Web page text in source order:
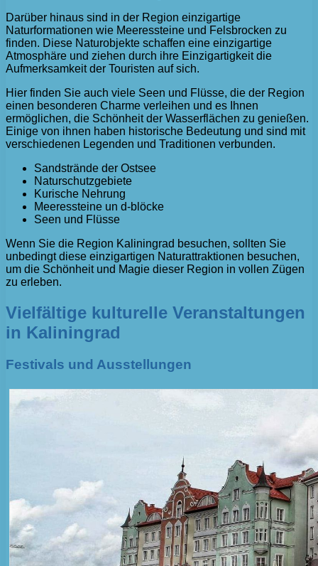
Darüber hinaus sind in der Region einzigartige
Naturformationen wie Meeressteine ​​und Felsbrocken zu
finden. Diese Naturobjekte schaffen eine einzigartige
Atmosphäre und ziehen durch ihre Einzigartigkeit die
Aufmerksamkeit der Touristen auf sich.
Hier finden Sie auch viele Seen und Flüsse, die der Region
einen besonderen Charme verleihen und es Ihnen
ermöglichen, die Schönheit der Wasserflächen zu genießen.
Einige von ihnen haben historische Bedeutung und sind mit
verschiedenen Legenden und Traditionen verbunden.
Sandstrände der Ostsee
Naturschutzgebiete
Kurische Nehrung
Meeressteine un d-blöcke
Seen und Flüsse
Wenn Sie die Region Kaliningrad besuchen, sollten Sie
unbedingt diese einzigartigen Naturattraktionen besuchen,
um die Schönheit und Magie dieser Region in vollen Zügen
zu erleben.
Vielfältige kulturelle Veranstaltungen
in Kaliningrad
Festivals und Ausstellungen